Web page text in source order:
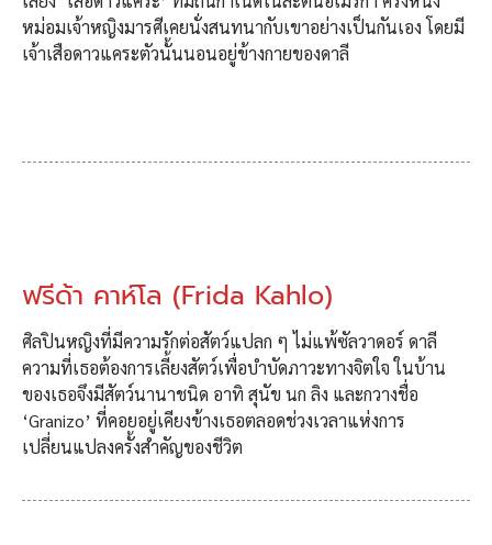
หม่อมเจ้าหญิงมารศีเคยนั่งสนทนากับเขาอย่างเป็นกันเอง โดยมี
เจ้าเสือดาวแคระตัวนั้นนอนอยู่ข้างกายของดาลี
ฟรีด้า คาห์โล (Frida Kahlo)
ศิลปินหญิงที่มีความรักต่อสัตว์แปลก ๆ ไม่แพ้ซัลวาดอร์ ดาลี
ความที่เธอต้องการเลี้ยงสัตว์เพื่อบำบัดภาวะทางจิตใจ ในบ้าน
ของเธอจึงมีสัตว์นานาชนิด อาทิ สุนัข นก ลิง และกวางชื่อ
‘Granizo’ ที่คอยอยู่เคียงข้างเธอตลอดช่วงเวลาแห่งการ
เปลี่ยนแปลงครั้งสำคัญของชีวิต